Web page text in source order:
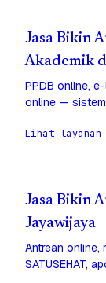
Jasa Bikin
Akademik
PPDB online,
online — sistem
Lihat layanan
Jasa Bikin
Jayawijaya
Antrean online,
SATUSEHAT,